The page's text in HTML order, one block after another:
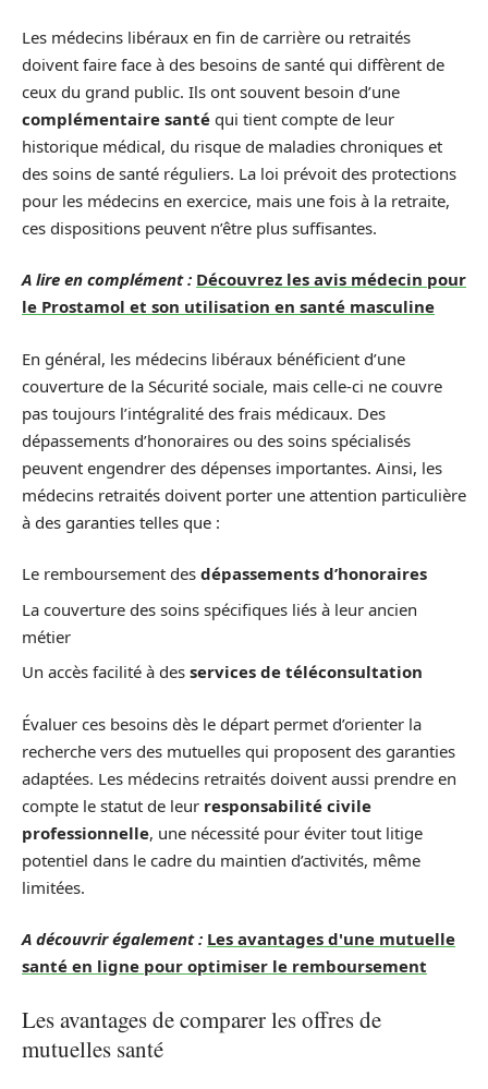
Les médecins libéraux en fin de carrière ou retraités
doivent faire face à des besoins de santé qui diffèrent de
ceux du grand public. Ils ont souvent besoin d’une
complémentaire santé qui tient compte de leur
historique médical, du risque de maladies chroniques et
des soins de santé réguliers. La loi prévoit des protections
pour les médecins en exercice, mais une fois à la retraite,
ces dispositions peuvent n’être plus suffisantes.
A lire en complément : Découvrez les avis médecin pour
le Prostamol et son utilisation en santé masculine
En général, les médecins libéraux bénéficient d’une
couverture de la Sécurité sociale, mais celle-ci ne couvre
pas toujours l’intégralité des frais médicaux. Des
dépassements d’honoraires ou des soins spécialisés
peuvent engendrer des dépenses importantes. Ainsi, les
médecins retraités doivent porter une attention particulière
à des garanties telles que :
Le remboursement des dépassements d’honoraires
La couverture des soins spécifiques liés à leur ancien
métier
Un accès facilité à des services de téléconsultation
Évaluer ces besoins dès le départ permet d’orienter la
recherche vers des mutuelles qui proposent des garanties
adaptées. Les médecins retraités doivent aussi prendre en
compte le statut de leur responsabilité civile
professionnelle, une nécessité pour éviter tout litige
potentiel dans le cadre du maintien d’activités, même
limitées.
A découvrir également : Les avantages d'une mutuelle
santé en ligne pour optimiser le remboursement
Les avantages de comparer les offres de
mutuelles santé